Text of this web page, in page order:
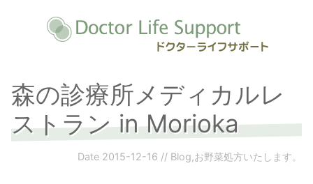
森の診療所メディカルレ
ストラン in Morioka
Date 2015-12-16 // Blog,お野菜処方いたします。